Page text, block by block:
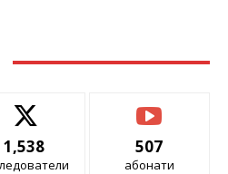
1,538 507
абонати